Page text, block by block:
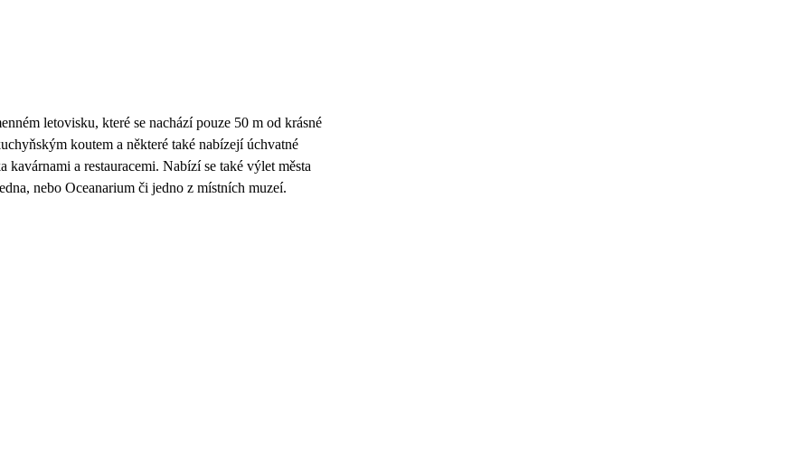
letovisku, které se nachází pouze 50 m od krásné
koutem a některé také nabízejí úchvatné
a restauracemi. Nabízí se také výlet města
nebo Oceanarium či jedno z místních muzeí.